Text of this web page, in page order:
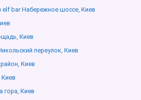
bar Набережное шоссе, Киев
Киев
переулок, Киев
Киев
гора, Киев